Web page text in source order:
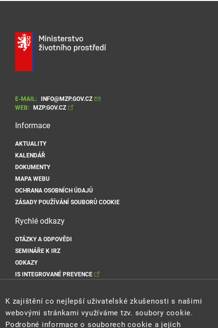
E-MAIL:
INFO@MZP.GOV.CZ
WEB:
MZP.GOV.CZ
Informace
AKTUALITY
KALENDÁŘ
DOKUMENTY
MAPA WEBU
OCHRANA OSOBNÍCH ÚDAJŮ
ZÁSADY POUŽÍVÁNÍ SOUBORŮ COOKIE
Rychlé odkazy
OTÁZKY A ODPOVĚDI
SEMINÁŘE K IRZ
ODKAZY
IS INTEGROVANÉ PREVENCE
K zajištění co nejlepší uživatelské zkušenosti s našimi
webovými stránkami využíváme tzv. soubory cookie.
Podrobné informace o souborech cookie a jejich